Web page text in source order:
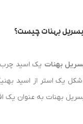
بهنات چیست؟
بهنات یک اسید
یک استر از اسید
بهنات به عنوان یک